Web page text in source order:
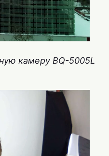
камеру BQ-5005L